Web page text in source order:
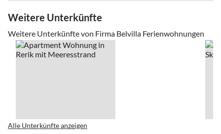
Weitere Unterkünfte
Weitere Unterkünfte von Firma Belvilla Ferienwohnungen
Alle Unterkünfte anzeigen